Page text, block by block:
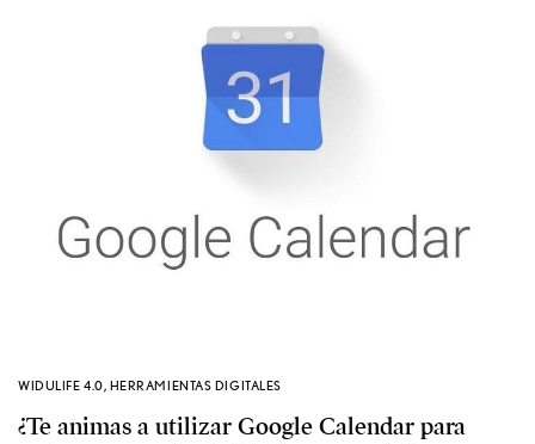
WIDULIFE 4.0, HERRAMIENTAS DIGITALES
¿Te animas a utilizar Google Calendar para